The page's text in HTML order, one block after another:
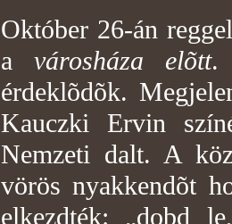
Október 26-án
a városháza elõtt.
érdeklõdõk.
Kauczki Ervin
Nemzeti dalt. A
vörös nyakkendõt
elkezdték: „dobd